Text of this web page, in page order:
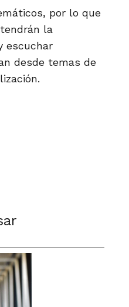
por lo que
la
escuchar
desde temas de